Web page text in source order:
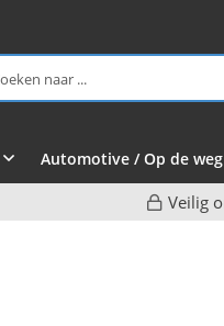
Automotive / Op de weg
Veilig